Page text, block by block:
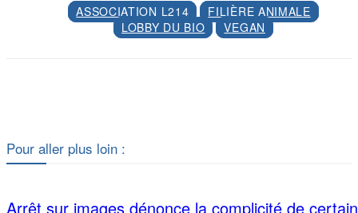
ASSOCIATION L214
FILIÈRE ANIMALE
LOBBY DU BIO
VEGAN
Pour aller plus loin :
Arrêt sur images dénonce la complicité de